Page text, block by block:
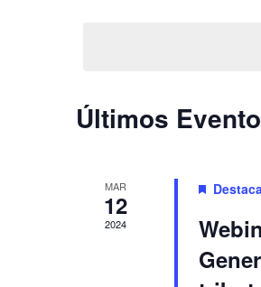
Calendario
de
Últimos
MAR
12
2024